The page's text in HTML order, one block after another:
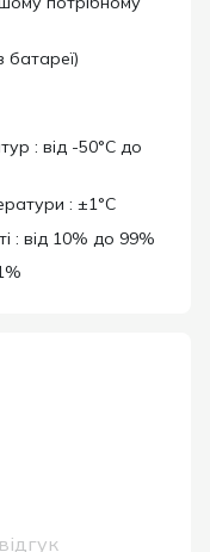
батареї)
: від -50°C до
: ±1°C
: від 10% до 99%